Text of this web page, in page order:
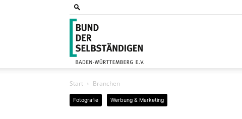
Start Branchen
Fotografie Werbung & Marketing